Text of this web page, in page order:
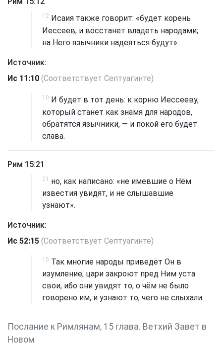
12 Исаия также говорит: «будет корень
Иессеев, и восстанет владеть народами;
на Него язычники надеяться будут».
Источник:
Ис 11:10 (Соответствует Септуагинте)
10 И будет в тот день: к корню Иессееву,
который станет как знамя для народов,
обратятся язычники, — и покой его будет
слава.
Рим 15:21
21 но, как написано: «не имевшие о Нём
известия увидят, и не слышавшие
узнают».
Источник:
Ис 52:15 (Соответствует Септуагинте)
15 Так многие народы приведёт Он в
изумление; цари закроют пред Ним уста
свои, ибо они увидят то, о чём не было
говорено им, и узнают то, чего не слыхали.
Послание к Римлянам, 15 глава. Ветхий Завет в
Новом